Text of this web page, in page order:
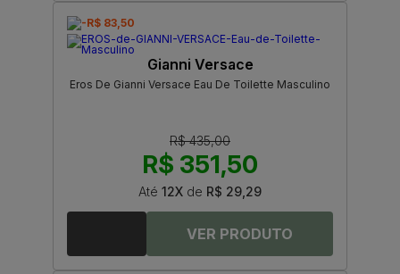
-R$ 83,50
Gianni Versace
Eros De Gianni Versace Eau De Toilette Masculino
R$ 435,00
R$ 351,50
Até 12X de R$ 29,29